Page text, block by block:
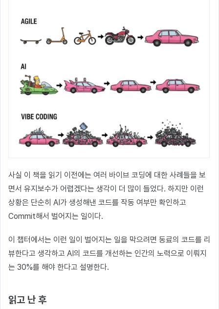
사실 이 책을 읽기 이전에는 여러 바이브 코딩에 대한 사례들을 보
면서 유지보수가 어렵겠다는 생각이 더 많이 들었다. 하지만 이런
상황은 단순히 AI가 생성해낸 코드를 작동 여부만 확인하고
Commit해서 벌어지는 일이다.
이 챕터에서는 이런 일이 벌어지는 일을 막으려면 동료의 코드를 리
뷰한다고 생각하고 AI의 코드를 개선하는 인간의 노력으로 이뤄지
는 30%를 해야 한다고 설명한다.
읽고 난 후